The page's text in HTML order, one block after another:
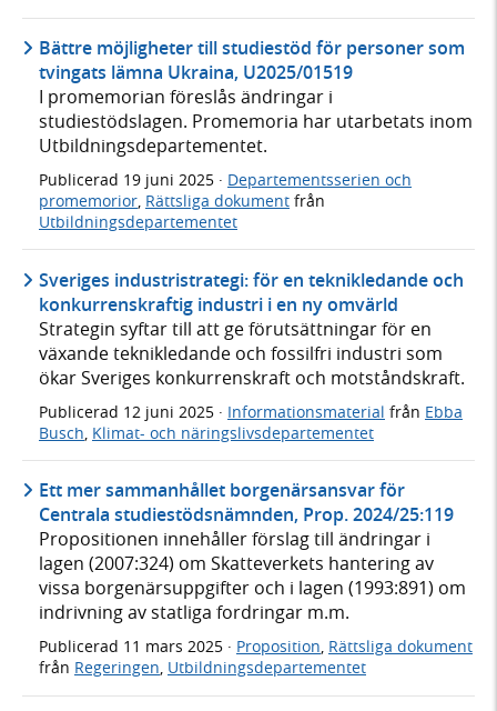
Bättre möjligheter till studiestöd för personer som
tvingats lämna Ukraina, U2025/01519
I promemorian föreslås ändringar i
studiestödslagen. Promemoria har utarbetats inom
Utbildningsdepartementet.
Publicerad 19 juni 2025 · Departementsserien och
promemorior, Rättsliga dokument från
Utbildningsdepartementet
Sveriges industristrategi: för en teknikledande och
konkurrenskraftig industri i en ny omvärld
Strategin syftar till att ge förutsättningar för en
växande teknikledande och fossilfri industri som
ökar Sveriges konkurrenskraft och motståndskraft.
Publicerad 12 juni 2025 · Informationsmaterial från Ebba
Busch Klimat- och näringslivsdepartementet
Ett mer sammanhållet borgenärsansvar för
Centrala studiestödsnämnden, Prop. 2024/25:119
Propositionen innehåller förslag till ändringar i
lagen (2007:324) om Skatteverkets hantering av
vissa borgenärsuppgifter och i lagen (1993:891) om
indrivning av statliga fordringar m.m.
Publicerad 11 mars 2025 · Proposition, Rättsliga dokument
från Regeringen, Utbildningsdepartementet